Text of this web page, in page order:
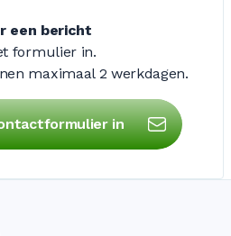
een bericht
formulier in.
maximaal 2 werkdagen.
in